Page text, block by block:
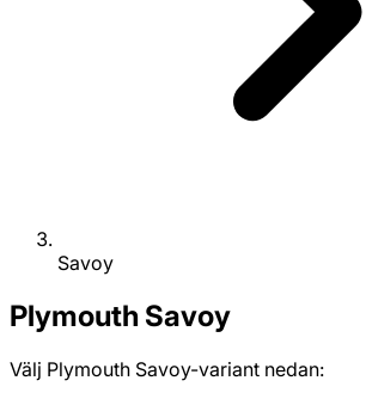
Savoy
Plymouth Savoy
Välj Plymouth Savoy-variant nedan: